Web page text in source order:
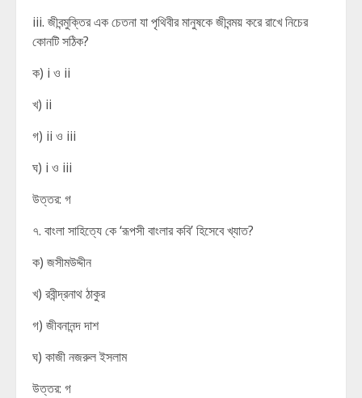
iii. জীবন্মুক্তির এক চেতনা যা পৃথিবীর মানুষকে জীবন্ময় করে রাখে নিচের
কোনটি সঠিক?
ক) i ও ii
খ) ii
গ) ii ও iii
ঘ) i ও iii
উত্তর: গ
৭. বাংলা সাহিত্যে কে ‘রূপসী বাংলার কবি’ হিসেবে খ্যাত?
ক) জসীমউদ্দীন
খ) রবীন্দ্রনাথ ঠাকুর
গ) জীবনানন্দ দাশ
ঘ) কাজী নজরুল ইসলাম
উত্তর: গ